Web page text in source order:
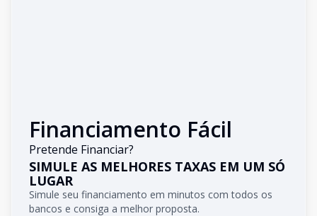
Financiamento Fácil
Pretende Financiar?
SIMULE AS MELHORES TAXAS EM UM SÓ
LUGAR
Simule seu financiamento em minutos com todos os
bancos e consiga a melhor proposta.